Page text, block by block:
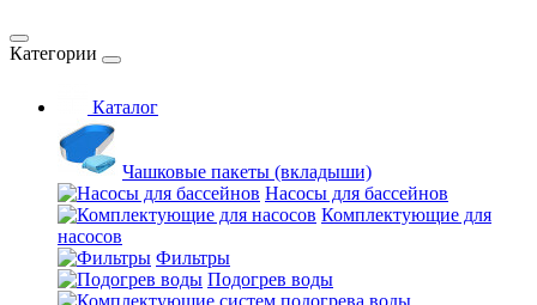
Категории
Каталог
Чашковые пакеты (вкладыши)
Насосы для бассейнов
Комплектующие для
насосов
Фильтры
Подогрев воды